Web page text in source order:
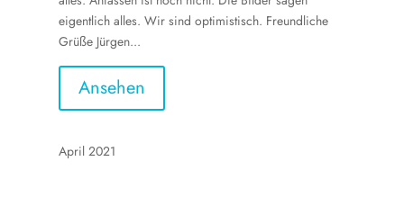
eigentlich alles. Wir sind optimistisch. Freundliche
Grüße Jürgen...
Ansehen
April 2021